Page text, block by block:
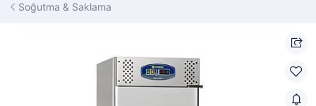
Soğutma & Saklama